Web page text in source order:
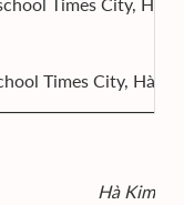
Times City, Hà
Hà Kim